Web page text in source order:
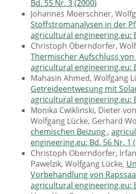
Bd. 55 Nr. 3 (2000)
Johannes Moerschner,
Stoffstromanalysen in der
agricultural engineering.eu:
Christoph Oberndorfer,
Thermischer Aufschluss von
agricultural engineering.eu:
Mahasin Ahmed, Wolfgang
Getreideentwesung mit
agricultural engineering.eu:
Monika Cwiklinski, Dieter
Wolfgang Lücke, Gerhard
chemischen Beizung,
engineering.eu: Bd. 56 Nr. 1
Christoph Oberndorfer,
Pawelzik, Wolfgang Lücke,
Vorbehandlung von
agricultural engineering.eu: